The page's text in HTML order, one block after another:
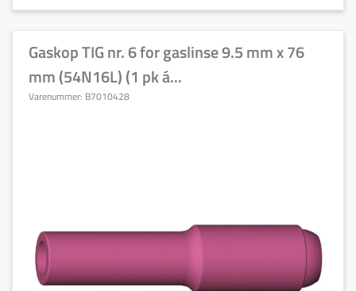
Gaskop TIG nr. 6 for gaslinse 9.5 mm x 76
mm (54N16L) (1 pk á...
Varenummer: B7010428